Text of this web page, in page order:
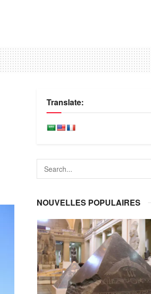
Translate:
NOUVELLES POPULAIRES